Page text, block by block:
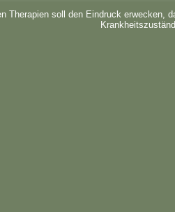
Therapien soll den Eindruck erwecken,